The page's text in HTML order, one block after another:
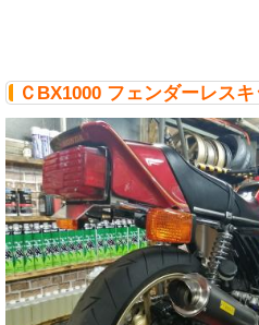
ＣBX1000 フェンダーレス